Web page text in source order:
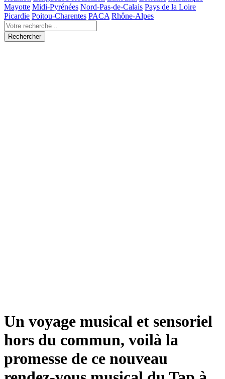
Mayotte Midi-Pyrénées Nord-Pas-de-Calais Pays de la Loire
Picardie Poitou-Charentes PACA Rhône-Alpes
Rechercher
Un voyage musical et sensoriel
hors du commun, voilà la
promesse de ce nouveau